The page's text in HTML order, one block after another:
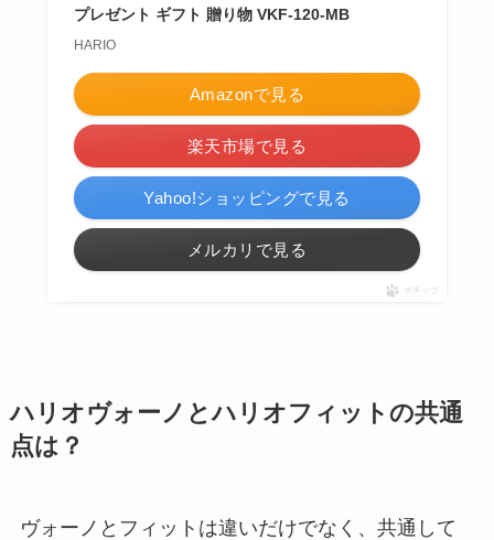
プレゼント ギフト 贈り物 VKF-120-MB
HARIO
Amazonで見る
楽天市場で見る
Yahoo!ショッピングで見る
メルカリで見る
ポチップ
ハリオヴォーノとハリオフィットの共通
点は？
ヴォーノとフィットは違いだけでなく、共通して